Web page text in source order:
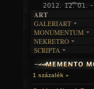
kő görögne
Eső zuhogott
sütne -
De
cirógatta, S
vált.
Egy nap
Lelkem
2012. 12. 01.
ART
GALERIART
ARTGALERI
KÉPREGÉNYEK
LAKÁSKULTS
MONUMENTUM
TEMETŐK
TEMPLOMOK
VÁRAK
HELYEK
NEKRETRO
SZUBKULT
FEKETE LYUK
RELIKVIÁK
SCRIPTA
NOVELLÁK
VERSEK
1 százalék »